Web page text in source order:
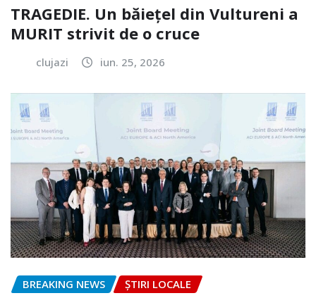
TRAGEDIE. Un băiețel din Vultureni a
MURIT strivit de o cruce
clujazi iun. 25, 2026
BREAKING NEWS ȘTIRI LOCALE